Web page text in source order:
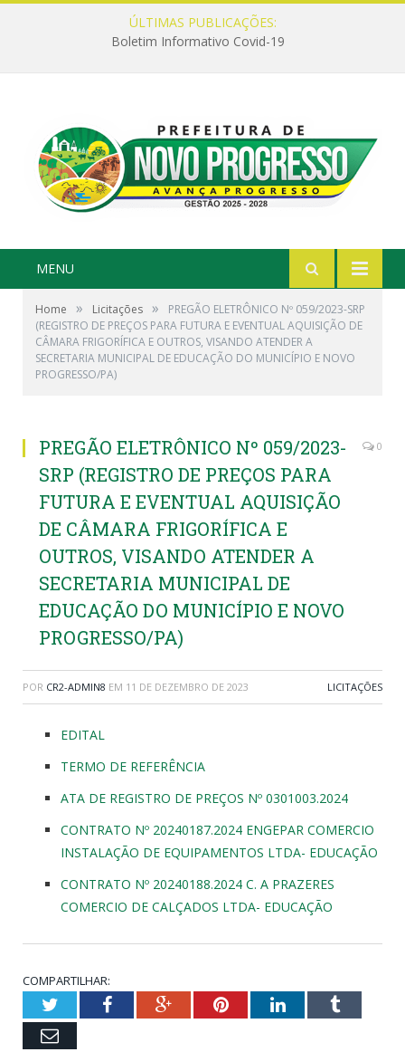
ÚLTIMAS PUBLICAÇÕES:
Boletim Informativo Covid-19
MENU
Home » Licitações »
PREGÃO ELETRÔNICO Nº 059/2023-SRP
(REGISTRO DE PREÇOS PARA FUTURA E EVENTUAL AQUISIÇÃO DE
CÂMARA FRIGORÍFICA E OUTROS, VISANDO ATENDER A
SECRETARIA MUNICIPAL DE EDUCAÇÃO DO MUNICÍPIO E NOVO
PROGRESSO/PA)
PREGÃO ELETRÔNICO Nº 059/2023-
SRP (REGISTRO DE PREÇOS PARA
FUTURA E EVENTUAL AQUISIÇÃO
DE CÂMARA FRIGORÍFICA E
OUTROS, VISANDO ATENDER A
SECRETARIA MUNICIPAL DE
EDUCAÇÃO DO MUNICÍPIO E NOVO
PROGRESSO/PA)
0
POR CR2-ADMIN8 EM 11 DE DEZEMBRO DE 2023 LICITAÇÕES
EDITAL
TERMO DE REFERÊNCIA
ATA DE REGISTRO DE PREÇOS Nº 0301003.2024
CONTRATO Nº 20240187.2024 ENGEPAR COMERCIO
INSTALAÇÃO DE EQUIPAMENTOS LTDA- EDUCAÇÃO
CONTRATO Nº 20240188.2024 C. A PRAZERES
COMERCIO DE CALÇADOS LTDA- EDUCAÇÃO
COMPARTILHAR:
TwitterFacebookGoogle+PinterestLinkedInTumblr
Email